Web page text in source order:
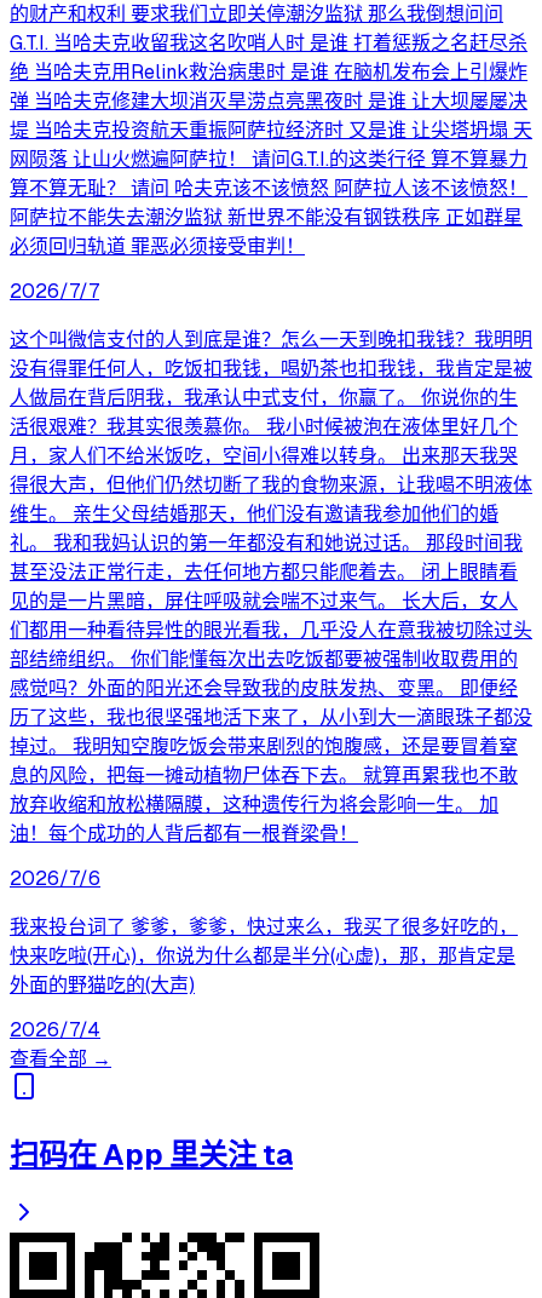
的财产和权利 要求我们立即关停潮汐监狱 那么我倒想问问
G.T.I. 当哈夫克收留我这名吹哨人时 是谁 打着惩叛之名赶尽杀
绝 当哈夫克用Relink救治病患时 是谁 在脑机发布会上引爆炸
弹 当哈夫克修建大坝消灭旱涝点亮黑夜时 是谁 让大坝屡屡决
堤 当哈夫克投资航天重振阿萨拉经济时 又是谁 让尖塔坍塌 天
网陨落 让山火燃遍阿萨拉！ 请问G.T.I.的这类行径 算不算暴力
算不算无耻？ 请问 哈夫克该不该愤怒 阿萨拉人该不该愤怒！
阿萨拉不能失去潮汐监狱 新世界不能没有钢铁秩序 正如群星
必须回归轨道 罪恶必须接受审判！
2026/7/7
这个叫微信支付的人到底是谁？怎么一天到晚扣我钱？我明明
没有得罪任何人，吃饭扣我钱，喝奶茶也扣我钱，我肯定是被
人做局在背后阴我，我承认中式支付，你赢了。 你说你的生
活很艰难？我其实很羡慕你。 我小时候被泡在液体里好几个
月，家人们不给米饭吃，空间小得难以转身。 出来那天我哭
得很大声，但他们仍然切断了我的食物来源，让我喝不明液体
维生。 亲生父母结婚那天，他们没有邀请我参加他们的婚
礼。 我和我妈认识的第一年都没有和她说过话。 那段时间我
甚至没法正常行走，去任何地方都只能爬着去。 闭上眼睛看
见的是一片黑暗，屏住呼吸就会喘不过来气。 长大后，女人
们都用一种看待异性的眼光看我，几乎没人在意我被切除过头
部结缔组织。 你们能懂每次出去吃饭都要被强制收取费用的
感觉吗？外面的阳光还会导致我的皮肤发热、变黑。 即便经
历了这些，我也很坚强地活下来了，从小到大一滴眼珠子都没
掉过。 我明知空腹吃饭会带来剧烈的饱腹感，还是要冒着窒
息的风险，把每一摊动植物尸体吞下去。 就算再累我也不敢
放弃收缩和放松横隔膜，这种遗传行为将会影响一生。 加
油！每个成功的人背后都有一根脊梁骨！
2026/7/6
我来投台词了 爹爹，爹爹，快过来么，我买了很多好吃的，
快来吃啦(开心)，你说为什么都是半分(心虚)，那，那肯定是
外面的野猫吃的(大声)
2026/7/4
查看全部 →
扫码在 App 里关注 ta